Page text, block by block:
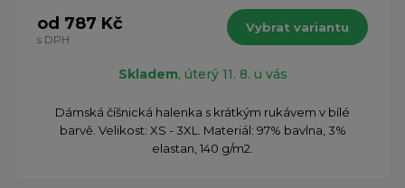
od 787 Kč
s DPH
Vybrat variantu
Skladem, úterý 11. 8. u vás
Dámská číšnická halenka s krátkým rukávem v bílé
barvě. Velikost: XS - 3XL. Materiál: 97% bavlna, 3%
elastan, 140 g/m2.